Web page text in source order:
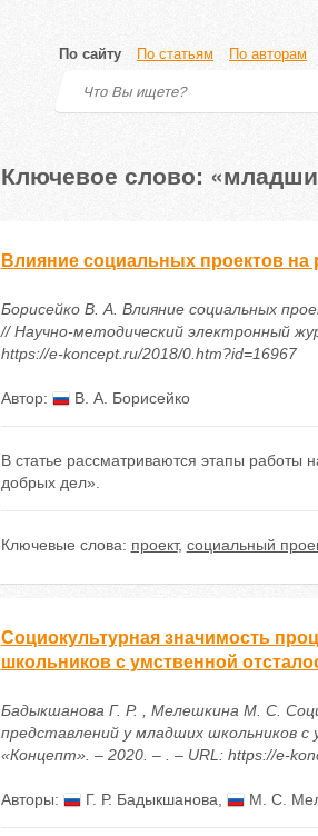
По сайту По статьям По авторам
Ключевое слово:
Влияние социальных проектов
Борисейко В. А. Влияние социальных
// Научно-методический электронный
https://e-koncept.ru/2018/0.htm?id=16967
Автор: В. А. Борисейко
В статье рассматриваются этапы работы
добрых дел».
Ключевые слова: проект, социальный
Социокультурная значимость
школьников с умственной
Бадыкшанова Г. Р. , Мелешкина М. С.
представлений у младших школьников
«Концепт». – 2020. – . – URL: https://e-
Авторы: Г. Р. Бадыкшанова М. С.